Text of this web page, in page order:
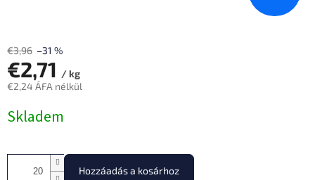
€3,96 –31 %
€2,71 / kg
€2,24 ÁFA nélkül
Skladem
Hozzáadás a kosárhoz